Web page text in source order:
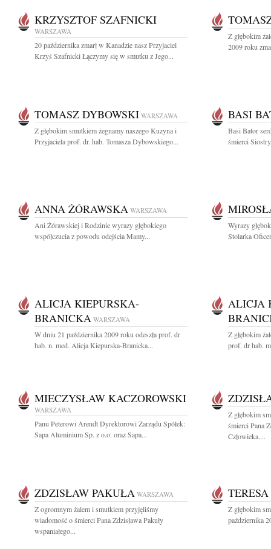
KRZYSZTOF SZAFNICKI
WARSZAWA
20 października zmarł w Kanadzie nasz Przyjaciel
Krzyś Szafnicki Łączymy się w smutku z Jego...
Z głębokim
2009 roku
TOMASZ DYBOWSKI WARSZAWA
Z głębokim smutkiem żegnamy naszego Kuzyna i
Przyjaciela prof. dr. hab. Tomasza Dybowskiego...
BASI
Basi Bator
śmierci
ANNA ŻÓRAWSKA WARSZAWA
Ani Żórawskiej i Rodzinie wyrazy głębokiego
współczucia z powodu odejścia Mamy...
Wyrazy
Stolarka
ALICJA KIEPURSKA-
BRANICKA WARSZAWA
W dniu 21 października 2009 roku odeszła prof. dr
hab. n. med. Alicja Kiepurska-Branicka...
ALICJA
Z głębokim
prof. dr hab.
MIECZYSŁAW KACZOROWSKI
WARSZAWA
Panu Peterowi Arendt Dyrektorowi Zarządu Spółek:
Sapa Aluminium Sp. z o.o. oraz Sapa...
Z głębokim
śmierci Pana
Człowieka....
ZDZISŁAW PAKUŁA WARSZAWA
Z ogromnym żalem i smutkiem przyjęliśmy
wiadomość o śmierci Pana Zdzisława Pakuły
wspaniałego...
Z głębokim
października